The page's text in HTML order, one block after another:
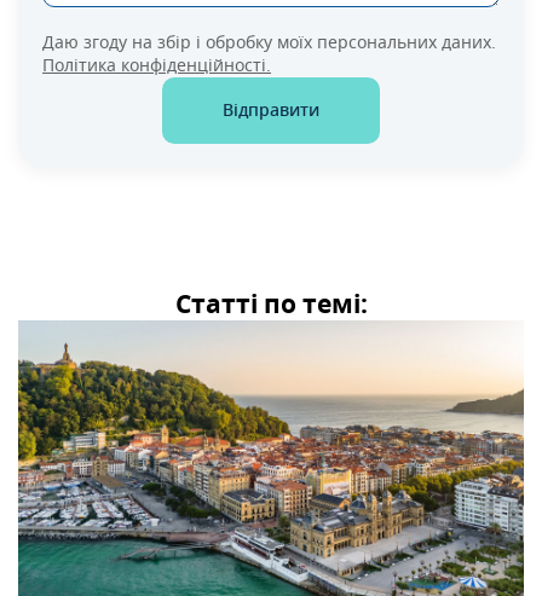
Даю згоду на збір і обробку моїх персональних даних.
Політика конфіденційності.
Відправити
Статті по темі: